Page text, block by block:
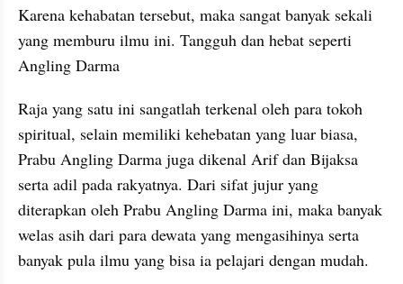
Karena kehabatan tersebut, maka sangat banyak sekali
Angling Darma
Raja yang satu ini sangatlah terkenal oleh para tokoh
spiritual, selain memiliki kehebatan yang luar biasa,
Prabu Angling Darma juga dikenal Arif dan Bijaksa
serta adil pada rakyatnya. Dari sifat jujur yang
diterapkan oleh Prabu Angling Darma ini, maka banyak
welas asih dari para dewata yang mengasihinya serta
banyak pula ilmu yang bisa ia pelajari dengan mudah.